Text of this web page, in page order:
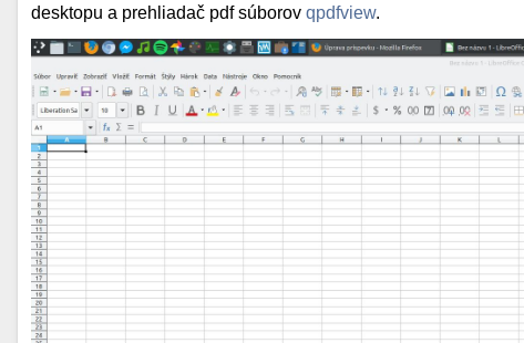
desktopu a prehliadač pdf súborov qpdfview.